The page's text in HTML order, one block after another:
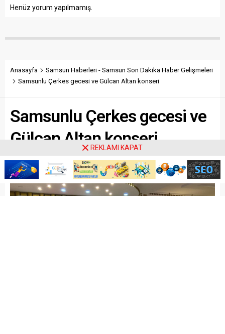
salonuna düştüğü...
Henüz yorum yapılmamış.
Anasayfa
Samsun Haberleri - Samsun Son Dakika Haber Gelişmeleri
Samsunlu Çerkes gecesi ve Gülcan Altan konseri
Samsunlu Çerkes gecesi ve
Gülcan Altan konseri
Paylaş Tweetle Gönder
REKLAMI KAPAT